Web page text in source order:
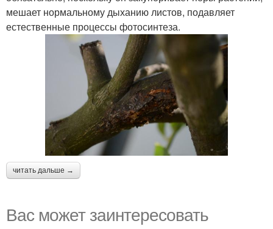
мешает нормальному дыханию листов, подавляет
естественные процессы фотосинтеза.
читать дальше →
Вас может заинтересовать